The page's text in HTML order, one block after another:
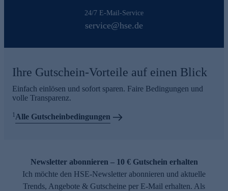
24/7 E-Mail-Service
service@hse.de
Ihre Gutschein-Vorteile auf einen Blick
Einfach einlösen und sofort sparen. Faire Bedingungen und
volle Transparenz.
1Alle Gutscheinbedingungen
Newsletter abonnieren – 10 € Gutschein erhalten
Ich möchte den HSE-Newsletter abonnieren und aktuelle
Trends, Angebote & Gutscheine per E-Mail erhalten. Als